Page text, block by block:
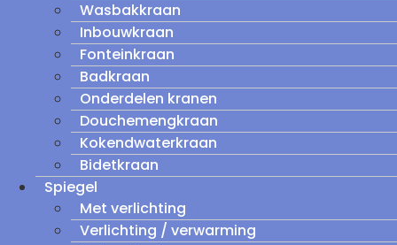
Wasbakkraan
Inbouwkraan
Fonteinkraan
Badkraan
Onderdelen kranen
Douchemengkraan
Kokendwaterkraan
Bidetkraan
Spiegel
Met verlichting
Verlichting / verwarming